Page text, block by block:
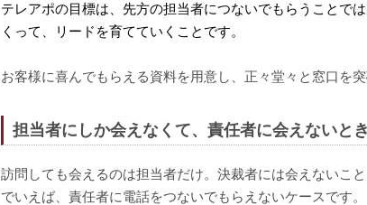
テレアポの目標は、先方の担当者につないでもらうことで
くって、リードを育てていくことです。
お客様に喜んでもらえる資料を用意し、正々堂々と窓口を突
担当者にしか会えなくて、責任者に会えないと
訪問しても会えるのは担当者だけ。決裁者には会えないこ
でいえば、責任者に電話をつないでもらえないケースです。